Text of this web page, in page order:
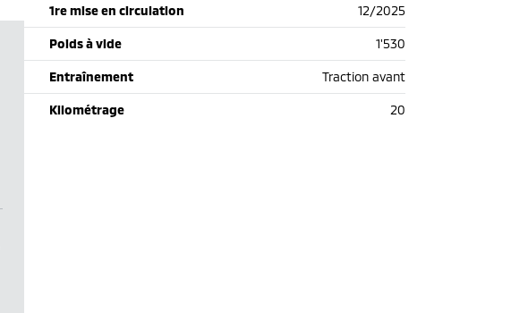
1re mise en circulation 12/2025
Poids à vide 1'530
Entraînement Traction avant
Kilométrage 20